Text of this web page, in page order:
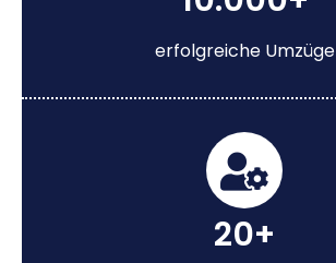
erfolgreiche Umzüge
20+